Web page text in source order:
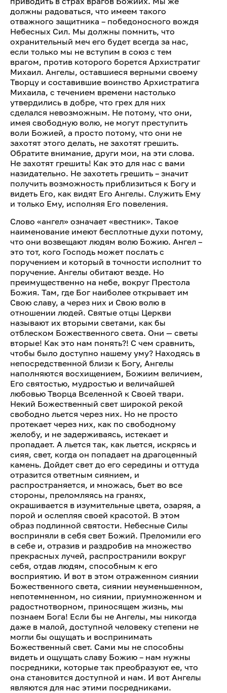
должны радоваться, что имеем такого
отважного защитника – победоносного вождя
Небесных Сил. Мы должны помнить, что
охранительный меч его будет всегда за нас,
если только мы не вступим в союз с тем
врагом, против которого борется Архистратиг
Михаил. Ангелы, оставшиеся верными своему
Творцу и составившие воинство Архистратига
Михаила, с течением времени настолько
утвердились в добре, что грех для них
сделался невозможным. Не потому, что они,
имея свободную волю, не могут преступить
воли Божией, а просто потому, что они не
захотят этого делать, не захотят грешить.
Обратите внимание, други мои, на эти слова.
Не захотят грешить! Как это для нас с вами
назидательно. Не захотеть грешить – значит
получить возможность приблизиться к Богу и
видеть Его, как видят Его Ангелы. Служить Ему
и только Ему, исполняя Его повеления.
Слово «ангел» означает «вестник». Такое
наименование имеют бесплотные духи потому,
что они возвещают людям волю Божию. Ангел –
это тот, кого Господь может послать с
поручением и который в точности исполнит то
поручение. Ангелы обитают везде. Но
преимущественно на небе, вокруг Престола
Божия. Там, где Бог наиболее открывает им
Свою славу, а через них и Свою волю в
отношении людей. Святые отцы Церкви
называют их вторыми светами, как бы
отблеском Божественного света. Они — светы
вторые! Как это нам понять?! С чем сравнить,
чтобы было доступно нашему уму? Находясь в
непосредственной близи к Богу, Ангелы
наполняются восхищением, Божиим величием,
Его святостью, мудростью и величайшей
любовью Творца Вселенной к Своей твари.
Некий Божественный свет широкой рекой
свободно льется через них. Но не просто
протекает через них, как по свободному
желобу, и не задерживаясь, истекает и
пропадает. А льется так, как льется, искрясь и
сияя, свет, когда он попадает на драгоценный
камень. Дойдет свет до его середины и оттуда
отразится ответным сиянием, и
распространяется, и множась, бьет во все
стороны, преломляясь на гранях,
окрашивается в изумительные цвета, озаряя, а
порой и ослепляя своей красотой. В этом
образ подлинной святости. Небесные Силы
восприняли в себя свет Божий. Преломили его
в себе и, отразив и раздробив на множество
прекрасных лучей, распространили вокруг
себя, отдав людям, способным к его
восприятию. И вот в этом отраженном сиянии
Божественного света, сиянии неуменьшенном,
непотемненном, но сиянии, приумноженном и
радостнотворном, приносящем жизнь, мы
познаем Бога! Если бы не Ангелы, мы никогда
даже в малой, доступной человеку степени не
могли бы ощущать и воспринимать
Божественный свет. Сами мы не способны
видеть и ощущать славу Божию – нам нужны
посредники, которые так преобразуют ее, что
она становится доступной и нам. И вот Ангелы
являются для нас этими посредниками.